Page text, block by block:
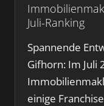
Juli-Ranking
Spannende
Gifhorn: Im Juli
einige